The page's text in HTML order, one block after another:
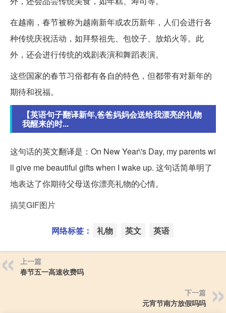
在越南，春节被称为越南新年或农历新年，人们会进行各
种传统庆祝活动，如拜祭祖先、包饺子、放焰火等。此
外，还会进行传统的戏剧表演和舞蹈表演。
这些国家的春节习俗都有各自的特色，但都带有对新年的
期待和祝福。
【英语句子翻译新年,爸爸妈妈会送给我漂亮的礼物
我醒来的时...
这句话的英文翻译是：On New Year\'s Day, my parents wi
ll give me beautiful gifts when I wake up. 这句话简单明了
地表达了你期待父母送你漂亮礼物的心情。
搞笑GIF图片
网络标签： 礼物 英文 英语
上一篇
春节五一高速收费吗
下一篇
元宵节南方放假吗吗